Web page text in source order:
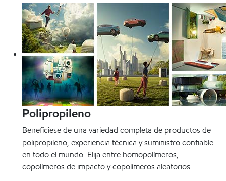
Polipropileno
Benefíciese de una variedad completa de productos de
polipropileno, experiencia técnica y suministro confiable
en todo el mundo. Elija entre homopolímeros,
copolímeros de impacto y copolímeros aleatorios.